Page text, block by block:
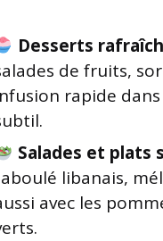
Desserts
de fruits,
rapide
Salades et plats
libanais,
avec les